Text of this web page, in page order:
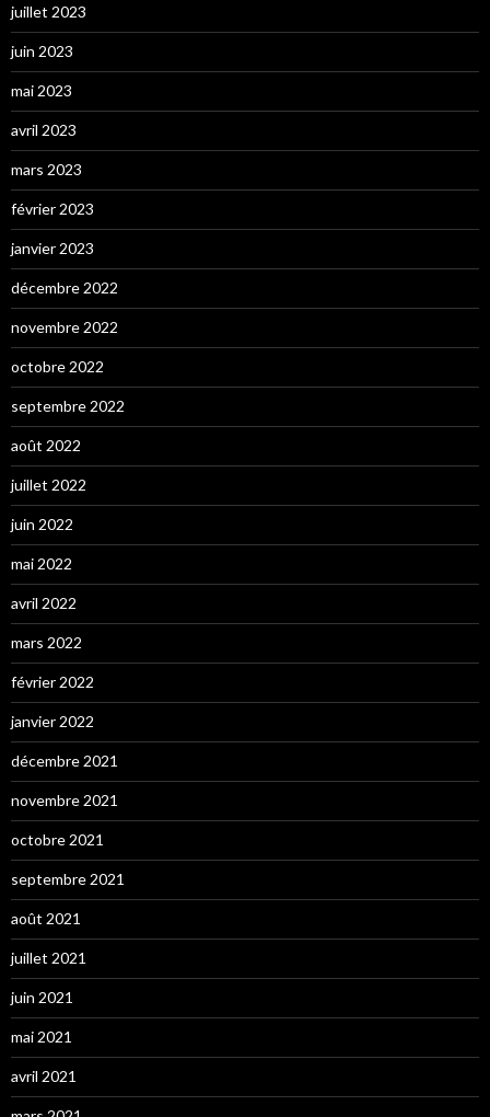
juillet 2023
juin 2023
mai 2023
avril 2023
mars 2023
février 2023
janvier 2023
décembre 2022
novembre 2022
octobre 2022
septembre 2022
août 2022
juillet 2022
juin 2022
mai 2022
avril 2022
mars 2022
février 2022
janvier 2022
décembre 2021
novembre 2021
octobre 2021
septembre 2021
août 2021
juillet 2021
juin 2021
mai 2021
avril 2021